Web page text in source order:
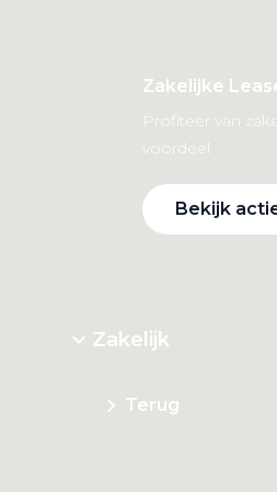
Zakelijke
Profiteer van
voordeel
Bekijk
Zakelijk
Terug